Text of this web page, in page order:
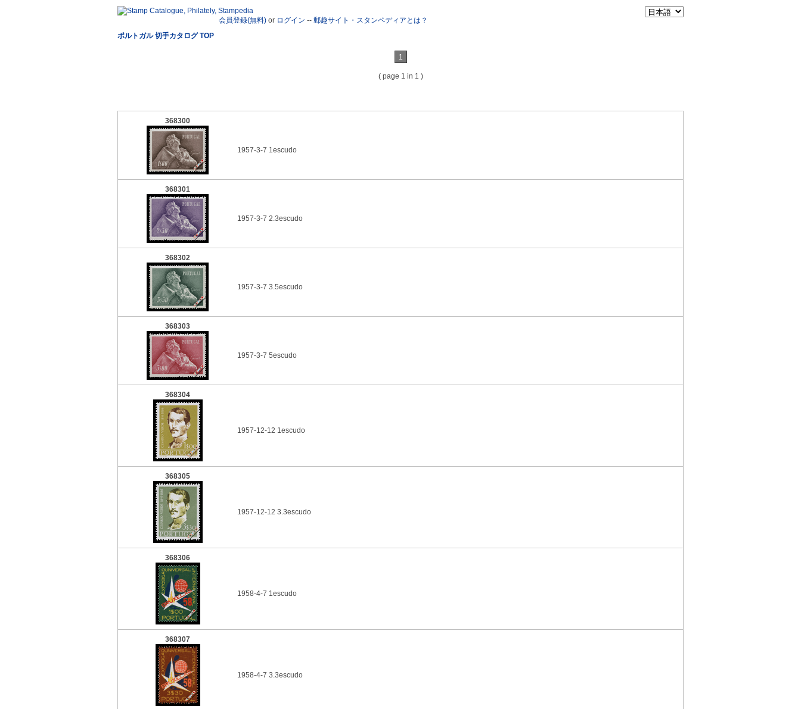
会員登録(無料) or ログイン -- 郵趣サイト・スタンペディアとは？
ポルトガル 切手カタログ TOP
1
( page 1 in 1 )
368300
1957-3-7 1escudo
368301
1957-3-7 2.3escudo
368302
1957-3-7 3.5escudo
368303
1957-3-7 5escudo
368304
1957-12-12 1escudo
368305
1957-12-12 3.3escudo
368306
1958-4-7 1escudo
368307
1958-4-7 3.3escudo